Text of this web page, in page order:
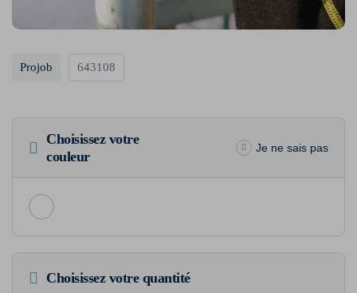
Projob 643108
Choisissez votre
couleur
Je ne sais pas
Choisissez votre quantité